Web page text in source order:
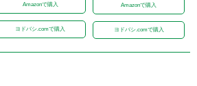
Amazonで購入
ヨドバシ.comで購入
Amazonで購入
ヨドバシ.comで購入